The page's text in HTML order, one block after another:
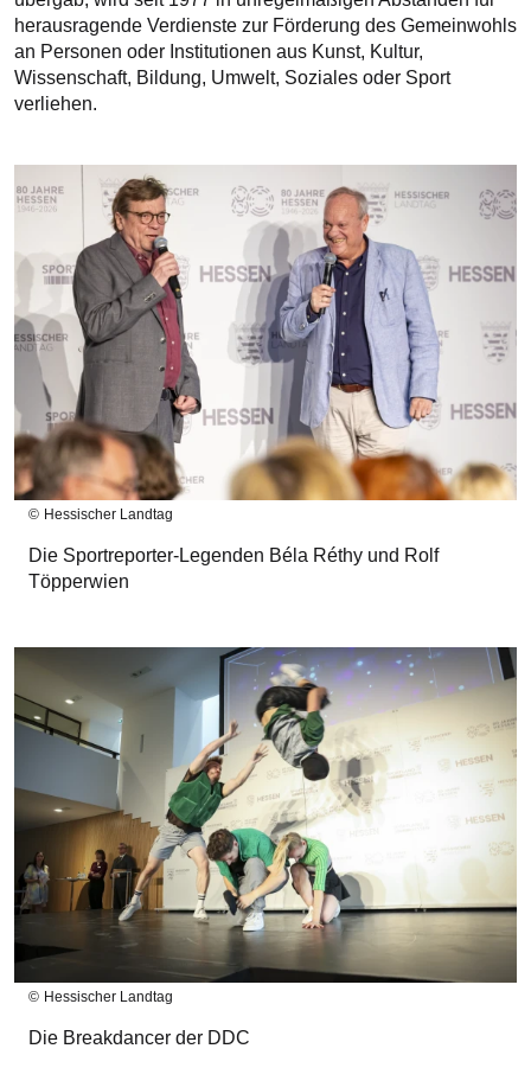
herausragende Verdienste zur Förderung des Gemeinwohls
an Personen oder Institutionen aus Kunst, Kultur,
Wissenschaft, Bildung, Umwelt, Soziales oder Sport
verliehen.
Hessischer Landtag
Die Sportreporter-Legenden Béla Réthy und Rolf
Töpperwien
Hessischer Landtag
Die Breakdancer der DDC